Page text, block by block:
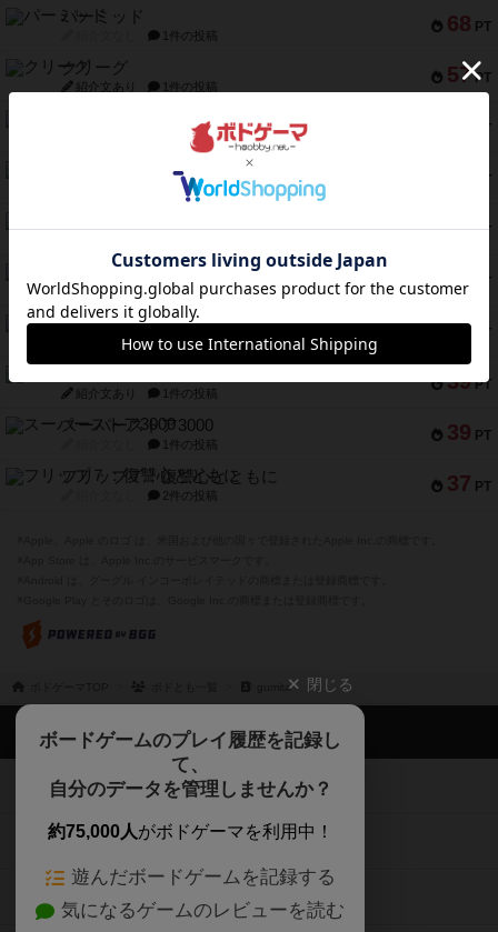
68 PT
パーミッド
1件の投稿
57 PT
クリーグ
紹介文あり 1件の投稿
PT
セミファイナル ～お前はまだ生きている～
1件の投稿
PT
ふたつの街の物語
18件の投稿
50 PT
PT
とうほうの！
紹介文なし 1件の投稿
42 PT
スターマイン・ラミー ポケット
紹介文あり 2件の投稿
39 PT
紹介文あり 1件の投稿
39 PT
スーパーストア3000
1件の投稿
37 PT
フリップ７：復讐心とともに
2件の投稿
gumita 閉じる
ボードゲームのプレイ履歴を記録し
て、
自分のデータを管理しませんか？
約75,000人がボドゲーマを利用中！
遊んだボードゲームを記録する
気になるゲームのレビューを読む
ボドゲーマTOP
ボードゲームを検索する
ボードゲームの新着レビュー
ボードゲーム会情報